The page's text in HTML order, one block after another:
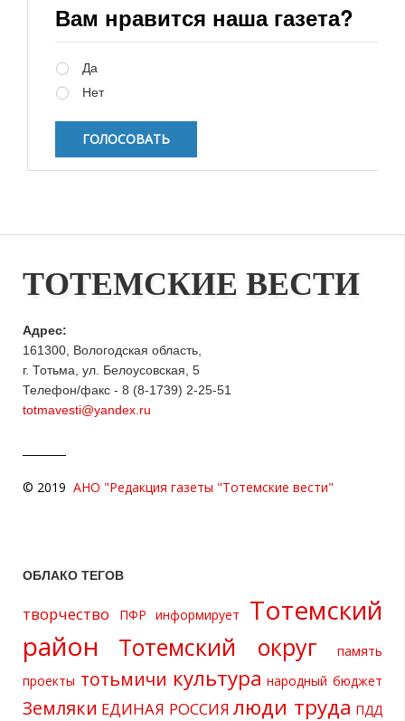
Вам нравится наша газета?
Да
Нет
ТОТЕМСКИЕ ВЕСТИ
Адрес:
161300, Вологодская область,
г. Тотьма, ул. Белоусовская, 5
Телефон/факс - 8 (8-1739) 2-25-51
totmavesti@yandex.ru
© 2019 АНО "Редакция газеты "Тотемские вести"
ОБЛАКО ТЕГОВ
творчество ПФР информирует
Тотемский
район
Тотемский округ
память
проекты тотьмичи культура народный бюджет
Земляки ЕДИНАЯ РОССИЯ люди труда ПДД